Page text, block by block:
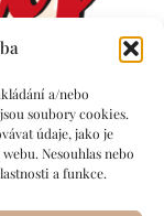
a/nebo
soubory cookies.
údaje, jako je
Nesouhlas nebo
a funkce.